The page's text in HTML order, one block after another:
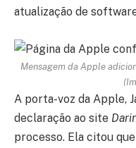
atualização de
Mensagem da Apple
A porta-voz da Apple,
declaração ao site
processo. Ela citou